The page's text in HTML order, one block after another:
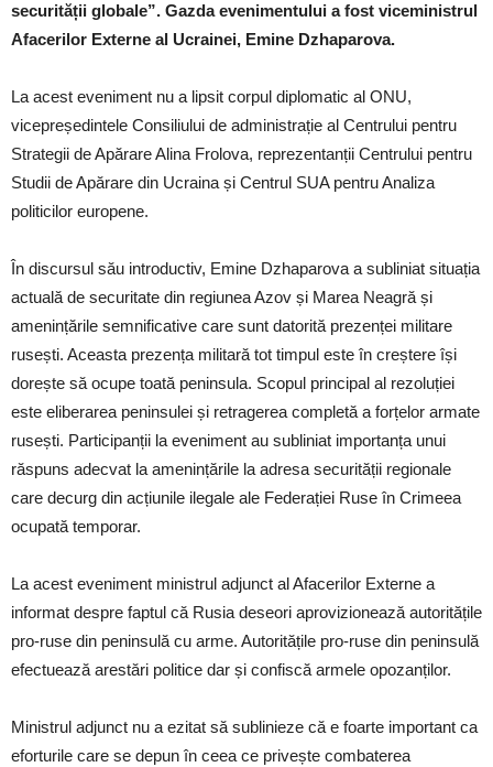
securității globale”. Gazda evenimentului a fost viceministrul
Afacerilor Externe al Ucrainei, Emine Dzhaparova.
La acest eveniment nu a lipsit corpul diplomatic al ONU,
vicepreședintele Consiliului de administrație al Centrului pentru
Strategii de Apărare Alina Frolova, reprezentanții Centrului pentru
Studii de Apărare din Ucraina și Centrul SUA pentru Analiza
politicilor europene.
În discursul său introductiv, Emine Dzhaparova a subliniat situația
actuală de securitate din regiunea Azov și Marea Neagră și
amenințările semnificative care sunt datorită prezenței militare
rusești. Aceasta prezența militară tot timpul este în creștere își
dorește să ocupe toată peninsula. Scopul principal al rezoluției
este eliberarea peninsulei și retragerea completă a forțelor armate
rusești. Participanții la eveniment au subliniat importanța unui
răspuns adecvat la amenințările la adresa securității regionale
care decurg din acțiunile ilegale ale Federației Ruse în Crimeea
ocupată temporar.
La acest eveniment ministrul adjunct al Afacerilor Externe a
informat despre faptul că Rusia deseori aprovizionează autoritățile
pro-ruse din peninsulă cu arme. Autoritățile pro-ruse din peninsulă
efectuează arestări politice dar și confiscă armele opozanților.
Ministrul adjunct nu a ezitat să sublinieze că e foarte important ca
eforturile care se depun în ceea ce privește combaterea